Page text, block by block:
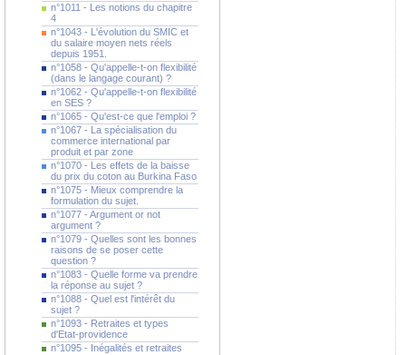
n°1011 - Les notions du chapitre
4
n°1043 - L'évolution du SMIC et
du salaire moyen nets réels
depuis 1951.
n°1058 - Qu'appelle-t-on flexibilité
(dans le langage courant) ?
n°1062 - Qu'appelle-t-on flexibilité
en SES ?
n°1065 - Qu'est-ce que l'emploi ?
n°1067 - La spécialisation du
commerce international par
produit et par zone
n°1070 - Les effets de la baisse
du prix du coton au Burkina Faso
n°1075 - Mieux comprendre la
formulation du sujet.
n°1077 - Argument or not
argument ?
n°1079 - Quelles sont les bonnes
raisons de se poser cette
question ?
n°1083 - Quelle forme va prendre
la réponse au sujet ?
n°1088 - Quel est l'intérêt du
sujet ?
n°1093 - Retraites et types
d'Etat-providence
n°1095 - Inégalités et retraites